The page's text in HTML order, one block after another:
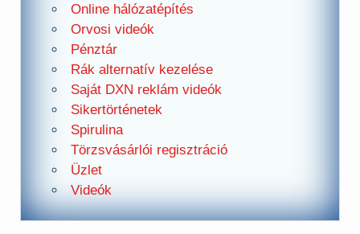
Online hálózatépítés
Orvosi videók
Pénztár
Rák alternatív kezelése
Saját DXN reklám videók
Sikertörténetek
Spirulina
Törzsvásárlói regisztráció
Üzlet
Videók